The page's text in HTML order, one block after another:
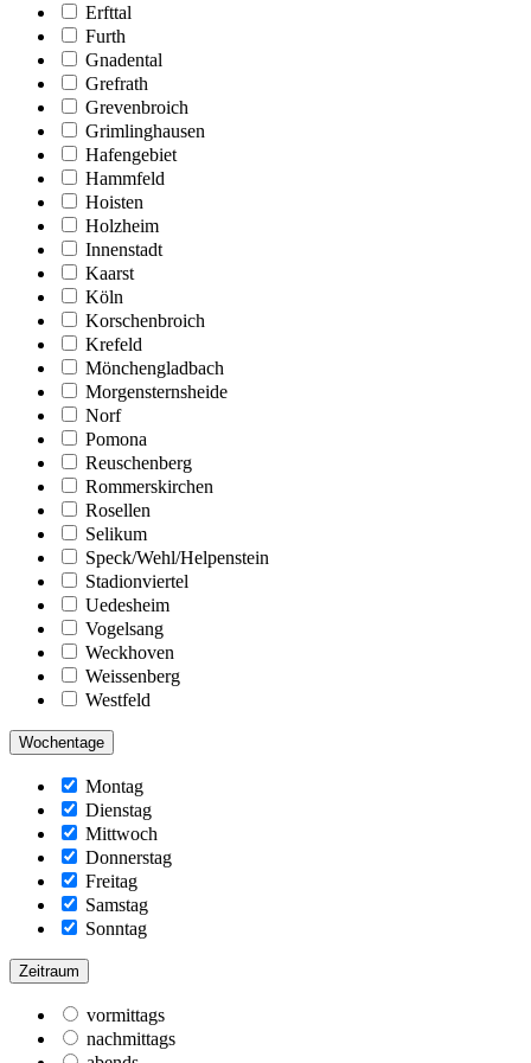
Erfttal
Furth
Gnadental
Grefrath
Grevenbroich
Grimlinghausen
Hafengebiet
Hammfeld
Hoisten
Holzheim
Innenstadt
Kaarst
Köln
Korschenbroich
Krefeld
Mönchengladbach
Morgensternsheide
Norf
Pomona
Reuschenberg
Rommerskirchen
Rosellen
Selikum
Speck/Wehl/Helpenstein
Stadionviertel
Uedesheim
Vogelsang
Weckhoven
Weissenberg
Westfeld
Wochentage
Montag
Dienstag
Mittwoch
Donnerstag
Freitag
Samstag
Sonntag
Zeitraum
vormittags
nachmittags